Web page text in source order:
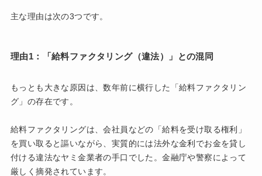
主な理由は次の3つです。
理由1：「給料ファクタリング（違法）」との混同
もっとも大きな原因は、数年前に横行した「給料ファクタリン
グ」の存在です。
給料ファクタリングは、会社員などの「給料を受け取る権利」
を買い取ると謳いながら、実質的には法外な金利でお金を貸し
付ける違法なヤミ金業者の手口でした。金融庁や警察によって
厳しく摘発されています。